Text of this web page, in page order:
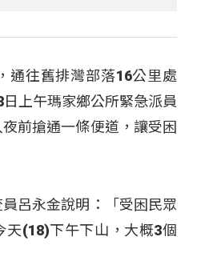
通往舊排灣部落16公里處
上午瑪家鄉公所緊急派員
前搶通一條便道，讓受困
呂永金說明：「受困民眾
天(18)下午下山，大概3個